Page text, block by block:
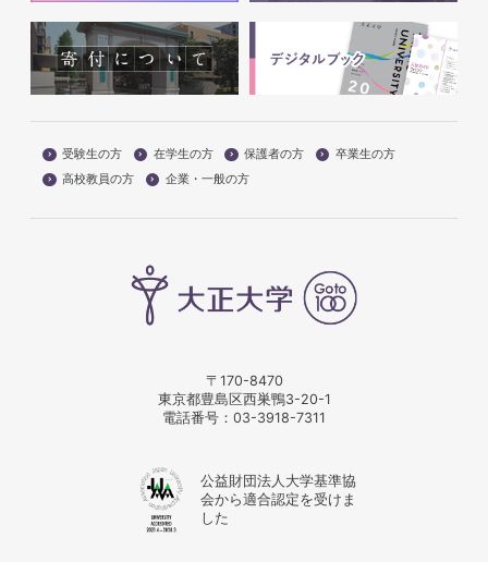
受験生の方 在学生の方 保護者の方
卒業生の方
高校教員の方
企業・一般の方
〒170-8470
東京都豊島区西巣鴨3-20-1
電話番号： 03-3918-7311
公益財団法人大学基準協
会から適合認定を受けま
した